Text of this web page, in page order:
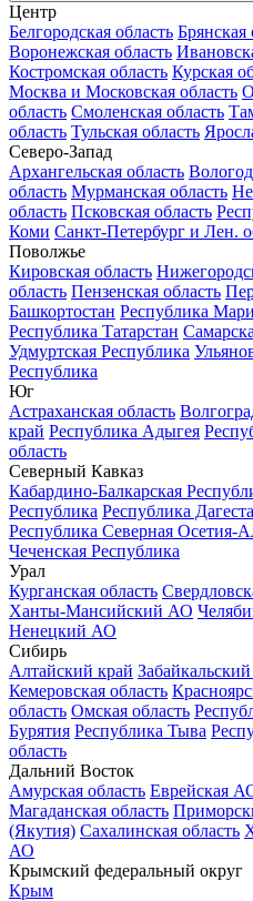
Центр
Белгородская область Брянская
Воронежская область
Костромская область Курская
Москва и Московская область
область Смоленская область
область Тульская область
Северо-Запад
Архангельская область
область Мурманская область
область Псковская область
Коми Санкт-Петербург и Лен.
Поволжье
Кировская область
область Пензенская область
Башкортостан Республика
Республика Татарстан
Удмуртская Республика
Республика
Юг
Астраханская область
край Республика Адыгея
область
Северный Кавказ
Кабардино-Балкарская
Республика Республика
Республика Северная Осетия-
Чеченская Республика
Урал
Курганская область
Ханты-Мансийский АО
Ненецкий АО
Сибирь
Алтайский край
Кемеровская область
область Омская область
Бурятия Республика Тыва
область
Дальний Восток
Амурская область Еврейская
Магаданская область
(Якутия) Сахалинская область
АО
Крымский федеральный округ
Крым